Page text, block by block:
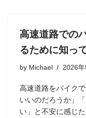
高速道路での
るために知っ
by Michael 2026年
高速道路をバイク
いいのだろうか」
い」と不安に感じ